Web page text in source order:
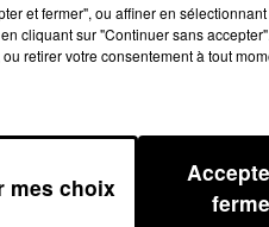
et fermer", ou affiner en
cliquant sur "Continuer sans
retirer votre consentement à tout
mes choix